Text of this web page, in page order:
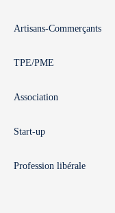
Artisans-Commerçants
TPE/PME
Association
Start-up
Profession libérale